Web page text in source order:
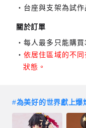
台座與支架為試
關於訂單
每人最多只能購買
依居住區域的不
狀態。
#為美好的世界獻上爆